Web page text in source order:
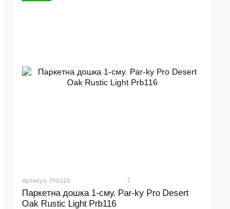
Артикул: Prb116 1
Паркетна дошка 1-сму. Par-ky Pro Desert
Oak Rustic Light Prb116